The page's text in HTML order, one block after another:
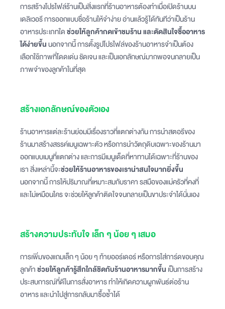
การสร้างโปรไฟล์ร้านเป็นสิ่งแรกที่ร้านอาหารต้องทำเมื่อเปิดร้านบน
เดลิเวอรี การออกแบบชื่อร้านให้จำง่าย อ่านแล้วรู้ได้ทันทีว่าเป็นร้าน
อาหารประเภทใดช่วยให้ลูกค้ากดเข้าชมร้าน และตัดสินใจซื้ออาหาร
ได้ง่ายขึ้นนอกจากนี้ การตั้งรูปโปรไฟล์ของร้านอาหารจำเป็นต้อง
เลือกใช้ภาพที่โดดเด่น ชัดเจน และเป็นเอกลักษณ์มากพอจนกลายเป็น
ภาพจำของลูกค้าในที่สุด
สร้างเอกลักษณ์ของตัวเอง
ร้านอาหารแต่ละร้านย่อมมีเรื่องราวที่แตกต่างกัน การนำสตอรีของ
ร้านมาสร้างสรรค์เมนูเฉพาะตัว หรือการนำวัตถุดิบเฉพาะของร้านมา
ออกแบบเมนูที่แตกต่าง และการมีเมนูเด็ดที่หาทานได้เฉพาะที่ร้านของ
เรา สิ่งเหล่านี้จะช่วยให้ร้านอาหารของเราน่าสนใจมากยิ่งขึ้น
นอกจากนี้ การให้ปริมาณที่เหมาะสมกับราคา รสมือของแม่ครัวที่คงที่
และไม่เหมือนใคร จะช่วยให้ลูกค้าติดใจจนกลายเป็นขาประจำได้นั่นเอง
สร้างความประทับใจ เล็ก ๆ น้อย ๆ เสมอ
การเพิ่มของแถมเล็ก ๆ น้อย ๆ ท้ายออร์เดอร์ หรือการใส่การ์ดขอบคุณ
ลูกค้าช่วยให้ลูกค้ารู้สึกใกล้ชิดกับร้านอาหารมากขึ้น เป็นการสร้าง
ประสบการณ์ที่ดีในการสั่งอาหาร ทำให้เกิดความผูกพันธ์ต่อร้าน
อาหาร และนำไปสู่การกลับมาซื้อซ้ำได้